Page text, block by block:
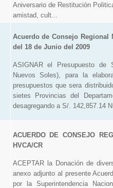
Aniversario de Restitución
amistad, cult...
Acuerdo de Consejo Regional
del 18 de Junio del 2009
ASIGNAR el Presupuesto de
Nuevos Soles), para la
presupuestos que sera
sietes Provincias del
desagregando a S/. 142,857.14
ACUERDO DE CONSEJO
HVCA/CR
ACEPTAR la Donación de
anexo adjunto al presente
por la Superintendencia